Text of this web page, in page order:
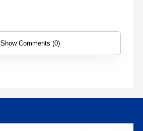
Show Comments (0)